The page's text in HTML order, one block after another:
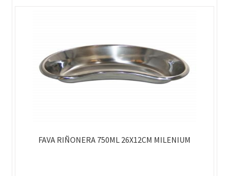
FAVA RIÑONERA 750ML 26X12CM MILENIUM